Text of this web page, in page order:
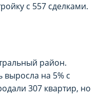
с 557 сделками.
район.
выросла на 5% с
307 квартир, но